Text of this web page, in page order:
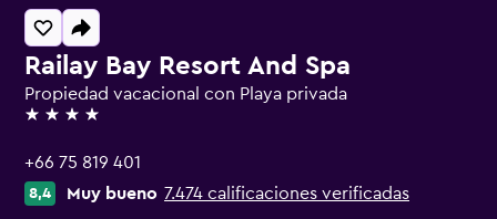
Railay Bay Resort And Spa
Propiedad vacacional con Playa privada
4 estrellas
+66 75 819 401
8,4 Muy bueno 7.474 calificaciones verificadas